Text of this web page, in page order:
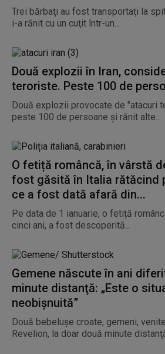
Trei bărbaţi au fost transportaţi la
i-a rănit cu un cuţit într-un...
Două explozii în Iran,
teroriste. Peste 100 de
Două explozii provocate de "atacuri
peste 100 de persoane şi rănit alte...
O fetiță româncă, în vârstă
fost găsită în Italia rătăcind
ce a fost dată afară din...
Pe data de 1 ianuarie, o fetiță
cinci ani, a fost descoperită...
Gemene născute în ani
minute distanţă: „Este o
neobişnuită”
Două bebeluşe croate, gemeni,
Revelion, la doar două minute